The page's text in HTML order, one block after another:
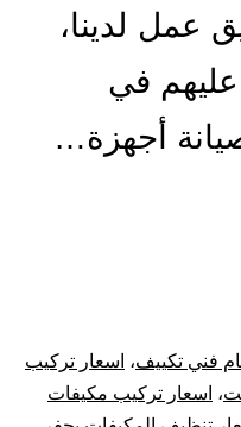
عمل لدينا،
عليهم في
أجهزة…
فني تكييف، اسعار تركيب
، اسعار تركيب مكيفات